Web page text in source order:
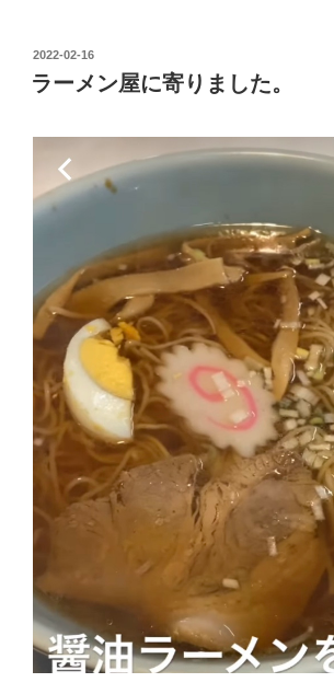
投
稿
日:
2022-02-16
ラーメン屋に寄りました。